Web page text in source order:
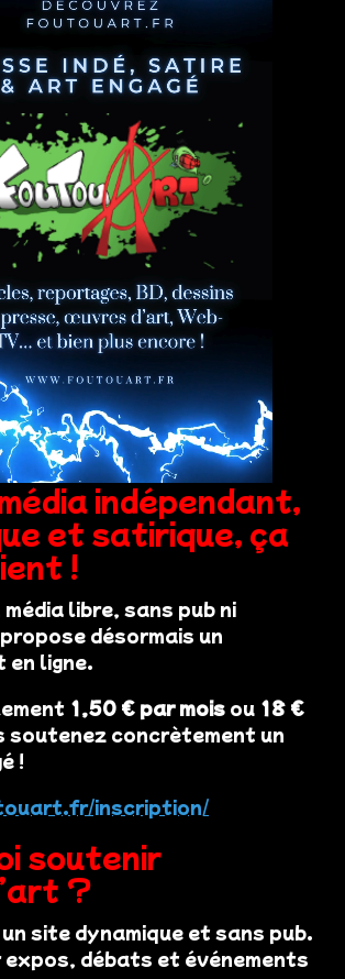
indépendant,
et satirique, ça
!
libre, sans pub ni
désormais un
en ligne.
1,50 € par mois ou 18 €
soutenez concrètement un
!
inscription/
soutenir
?
site dynamique et sans pub.
expos, débats et événements